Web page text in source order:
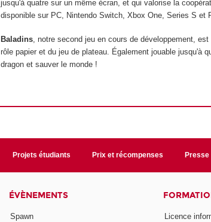
jusqu'à quatre sur un même écran, et qui valorise la
disponible sur PC, Nintendo Switch, Xbox One, Series S et
Baladins, notre second jeu en cours de développement,
rôle papier et du jeu de plateau. Également jouable jusqu'à
dragon et sauver le monde !
Projets étudiants Prix et récompenses Presse
ÉVÈNEMENTS
Spawn
Licence